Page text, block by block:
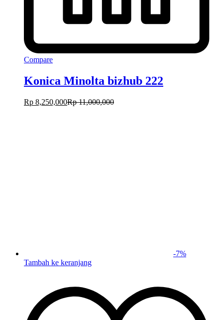
Compare
Konica Minolta bizhub 222
Rp 8,250,000Rp11,000,000
-7%
Tambah ke keranjang